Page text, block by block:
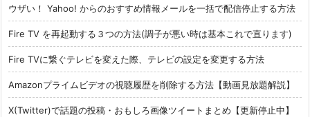
ウザい！ Yahoo! からのおすすめ情報メールを一括で配信停止する方法
Fire TV を再起動する３つの方法(調子が悪い時は基本これで直ります)
Fire TVに繋ぐテレビを変えた際、テレビの設定を変更する方法
Amazonプライムビデオの視聴履歴を削除する方法【動画見放題解説】
X(Twitter)で話題の投稿・おもしろ画像ツイートまとめ【更新停止中】